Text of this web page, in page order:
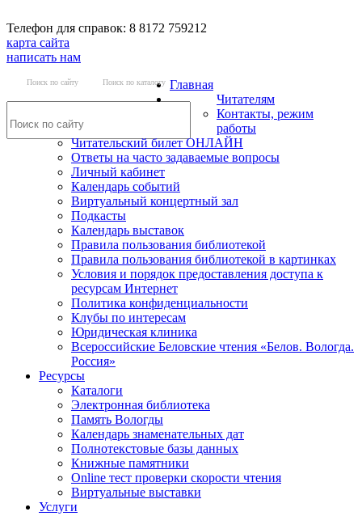
Телефон для справок: 8 8172 759212
карта сайта
написать нам
Поиск по сайту Поиск по каталогу Главная
Читателям
Контакты, режим
работы
Читательский билет ОНЛАЙН
Ответы на часто задаваемые вопросы
Личный кабинет
Календарь событий
Виртуальный концертный зал
Подкасты
Календарь выставок
Правила пользования библиотекой
Правила пользования библиотекой в картинках
Условия и порядок предоставления доступа к
ресурсам Интернет
Политика конфиденциальности
Клубы по интересам
Юридическая клиника
Всероссийские Беловские чтения «Белов. Вологда.
Россия»
Ресурсы
Каталоги
Электронная библиотека
Память Вологды
Календарь знаменательных дат
Полнотекстовые базы данных
Книжные памятники
Online тест проверки скорости чтения
Виртуальные выставки
Услуги